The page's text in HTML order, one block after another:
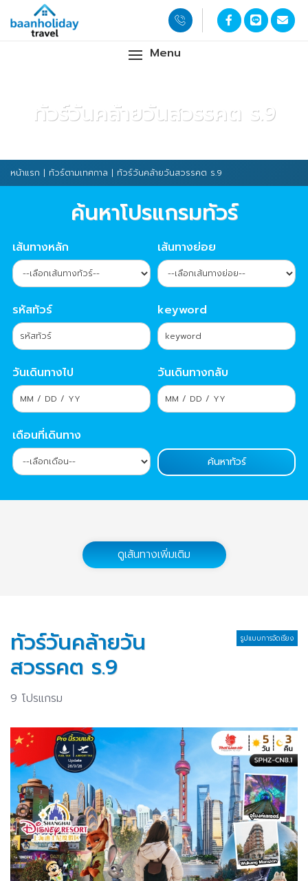
Menu
ทัวร์วันคล้ายวันสวรรคต ร.9
หน้าแรก | ทัวร์ตามเทศกาล | ทัวร์วันคล้ายวันสวรรคต ร.9
ค้นหาโปรแกรมทัวร์
เส้นทางหลัก เส้นทางย่อย
รหัสทัวร์ keyword
วันเดินทางไป วันเดินทางกลับ
เดือนที่เดินทาง
ดูเส้นทางเพิ่มเติม
ทัวร์วันคล้ายวัน
สวรรคต ร.9
9 โปรแกรม
รูปแบบการจัดเรียง